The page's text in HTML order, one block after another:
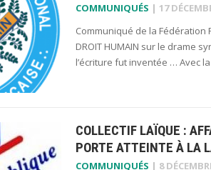
COMMUNIQUÉS | 17
Communiqué de la Fédération
DROIT HUMAIN sur le drame
l’écriture fut inventée … Avec
COLLECTIF LAÏQUE :
PORTE ATTEINTE À LA
COMMUNIQUÉS | 8